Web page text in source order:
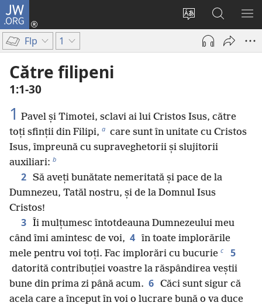
JW.ORG
Schimbaţi
limba
site-
Conectează-
deschide
Căutați
pe
JW.ORG
Flp 1
Către filipeni
1:1-30
1 Pavel și Timotei, sclavi ai lui Cristos Isus, către
toți sfinții din Filipi, a care sunt în unitate cu Cristos
Isus, împreună cu supraveghetorii și slujitorii
auxiliari: b
2 Să aveți bunătate nemeritată și pace de la
Dumnezeu, Tatăl nostru, și de la Domnul Isus
Cristos!
3 Îi mulțumesc întotdeauna Dumnezeului meu
când îmi amintesc de voi, 4 în toate implorările
mele pentru voi toți. Fac implorări cu bucurie c 5
datorită contribuției voastre la răspândirea veștii
bune din prima zi până acum. 6 Căci sunt sigur că
acela care a început în voi o lucrare bună o va duce